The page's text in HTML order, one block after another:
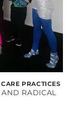
PRACTICES
AND RADICAL